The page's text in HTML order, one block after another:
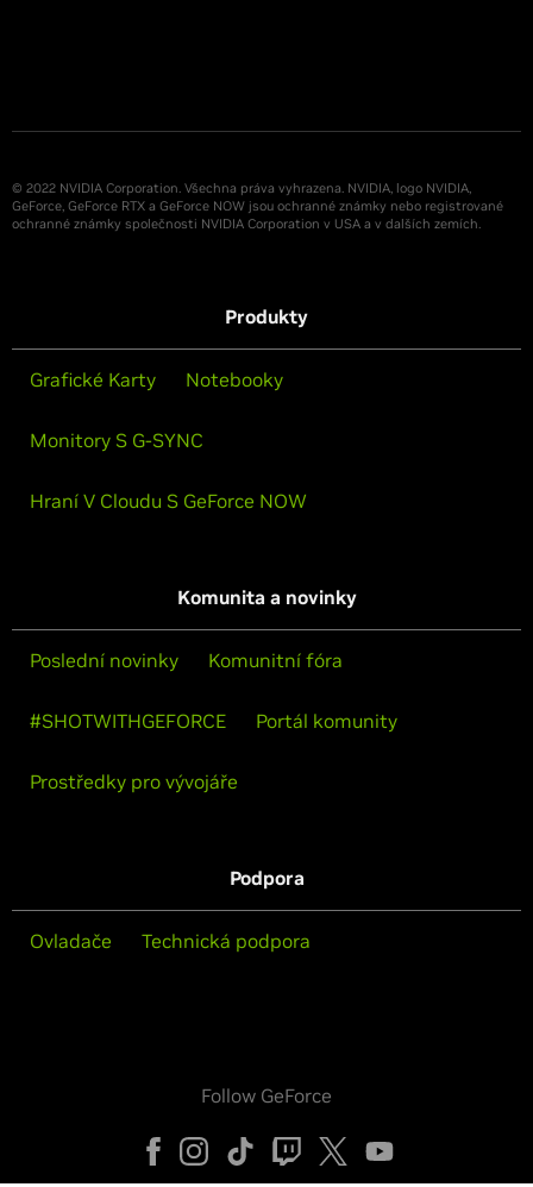
© 2022 NVIDIA Corporation. Všechna práva vyhrazena. NVIDIA, logo NVIDIA,
GeForce, GeForce RTX a GeForce NOW jsou ochranné známky nebo registrované
ochranné známky společnosti NVIDIA Corporation v USA a v dalších zemích.
Produkty
Grafické Karty Notebooky
Monitory S G-SYNC
Hraní V Cloudu S GeForce NOW
Komunita a novinky
Poslední novinky Komunitní fóra
#SHOTWITHGEFORCE Portál komunity
Prostředky pro vývojáře
Podpora
Ovladače Technická podpora
Follow GeForce